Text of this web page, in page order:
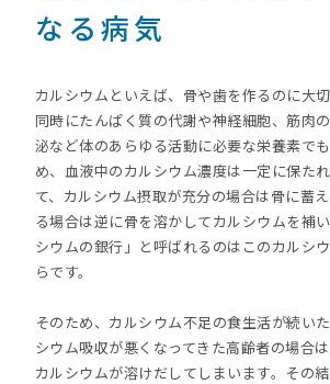
なる病気
カルシウムといえば、骨や歯を作るのに大切
同時にたんぱく質の代謝や神経細胞、筋肉
泌など体のあらゆる活動に必要な栄養素で
め、血液中のカルシウム濃度は一定に保た
て、カルシウム摂取が充分の場合は骨に蓄
る場合は逆に骨を溶かしてカルシウムを補
シウムの銀行」と呼ばれるのはこのカルシ
らです。
そのため、カルシウム不足の食生活が続い
シウム吸収が悪くなってきた高齢者の場合
カルシウムが溶けだしてしまいます。その